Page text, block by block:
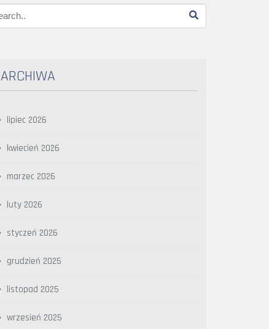
ARCHIWA
lipiec 2026
kwiecień 2026
marzec 2026
luty 2026
styczeń 2026
grudzień 2025
listopad 2025
wrzesień 2025